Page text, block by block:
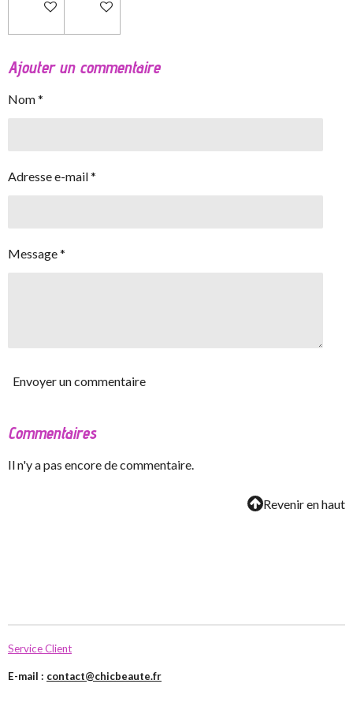
Ajouter au panierAjouter au panier
Ajouter un commentaire
Nom *
Adresse e-mail *
Message *
Envoyer un commentaire
Commentaires
Il n'y a pas encore de commentaire.
Revenir en haut
Service Client
E-mail : contact@chicbeaute.fr